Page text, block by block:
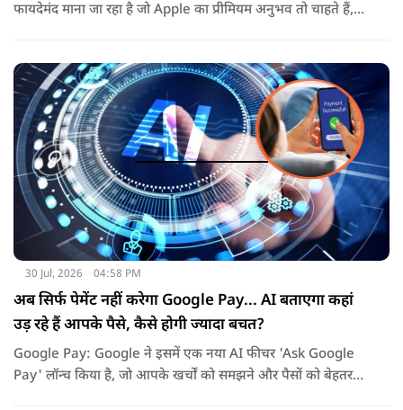
फायदेमंद माना जा रहा है जो Apple का प्रीमियम अनुभव तो चाहते हैं,
30 Jul, 2026 04:58 PM
अब सिर्फ पेमेंट नहीं करेगा Google Pay... AI बताएगा कहां
उड़ रहे हैं आपके पैसे, कैसे होगी ज्यादा बचत?
Google Pay: Google ने इसमें एक नया AI फीचर 'Ask Google
Pay' लॉन्च किया है, जो आपके खर्चों को समझने और पैसों को बेहतर